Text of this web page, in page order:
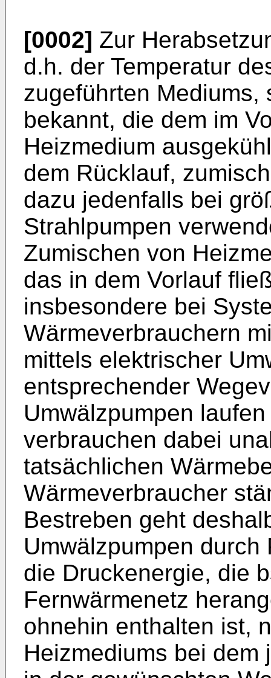
[0002] Zur
d.h. der Temperatur
zugeführten Mediums,
bekannt, die dem im
Heizmedium
dem Rücklauf,
dazu jedenfalls bei
Strahlpumpen
Zumischen von
das in dem Vorlauf
insbesondere bei
Wärmeverbrauchern
mittels elektrischer
entsprechender
Umwälzpumpen
verbrauchen dabei
tatsächlichen
Wärmeverbraucher
Bestreben geht
Umwälzpumpen
die Druckenergie, die
Fernwärmenetz
ohnehin enthalten ist,
Heizmediums bei dem